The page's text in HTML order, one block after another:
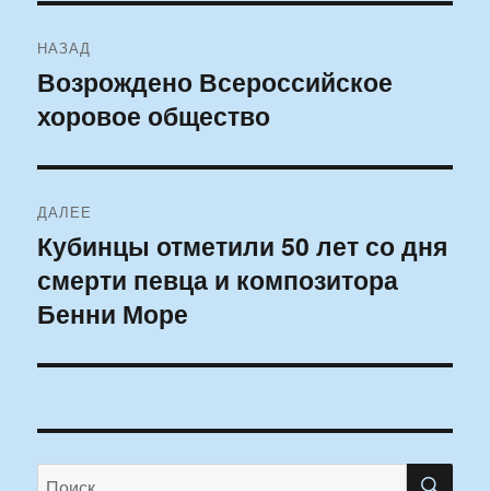
по
записям
НАЗАД
Предыдущая
запись:
Возрождено Всероссийское
хоровое общество
ДАЛЕЕ
Следующая
запись:
Кубинцы отметили 50 лет со дня
смерти певца и композитора
Бенни Море
Искать: